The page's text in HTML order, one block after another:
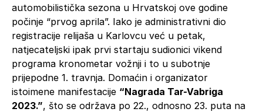
automobilistička sezona u Hrvatskoj ove godine
počinje “prvog aprila”. Iako je administrativni dio
registracije relijaša u Karlovcu već u petak,
natjecateljski ipak prvi startaju sudionici vikend
programa kronometar vožnji i to u subotnje
prijepodne 1. travnja. Domaćin i organizator
istoimene manifestacije “Nagrada Tar-Vabriga
2023.”, što se održava po 22., odnosno 23. puta na